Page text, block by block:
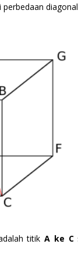
titikA ke C